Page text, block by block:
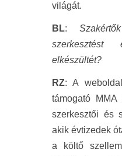
világát.
BL:
elkészültét?
RZ: A
támogató
szerkesztői és
akik évtizedek
a költő